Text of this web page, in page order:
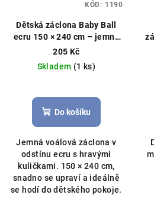
Dětská záclona Baby Ball
ecru 150 × 240 cm – jemný
dotek útulnosti
záclona, kuličky
205 Kč
Skladem (1 ks)
Do košíku
Jemná voálová záclona v
odstínu ecru s hravými
kuličkami. 150 × 240 cm,
snadno se upraví a ideálně
se hodí do dětského pokoje.
KÓD: 1190